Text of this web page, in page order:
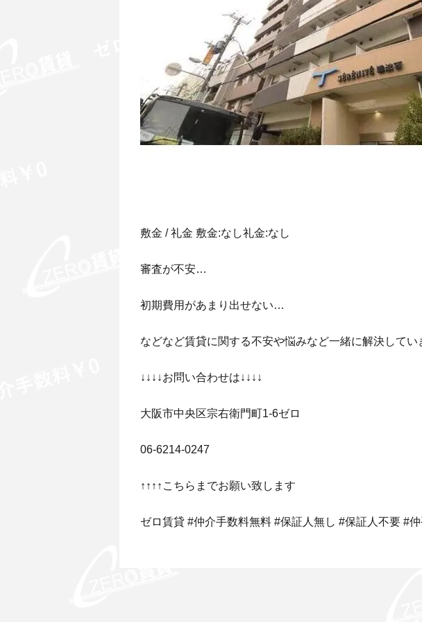
敷金 / 礼金 敷金:なし礼金:なし
審査が不安…
初期費用があまり出せない…
などなど賃貸に関する不安や悩みなど一緒に解決してい
↓↓↓↓お問い合わせは↓↓↓↓
大阪市中央区宗右衛門町1-6ゼロ
06-6214-0247
↑↑↑↑こちらまでお願い致します
ゼロ賃貸 #仲介手数料無料 #保証人無し #保証人不要 #